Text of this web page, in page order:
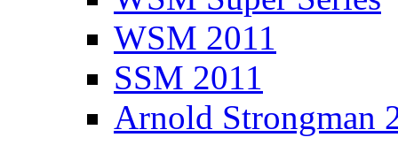
WSM 2011
SSM 2011
Arnold Strongman